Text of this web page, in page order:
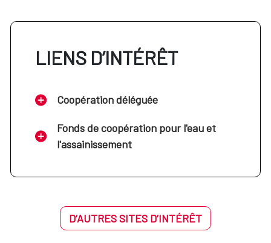
LIENS D’INTÉRÊT
Coopération déléguée
Fonds de coopération pour l'eau et
l'assainissement
D’AUTRES SITES D’INTÉRÊT